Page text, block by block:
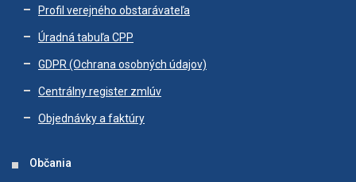
Profil verejného obstarávateľa
Úradná tabuľa CPP
GDPR (Ochrana osobných údajov)
Centrálny register zmlúv
Objednávky a faktúry
Občania